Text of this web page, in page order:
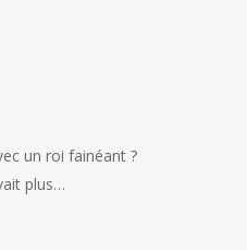
un roi fainéant ?
plus…